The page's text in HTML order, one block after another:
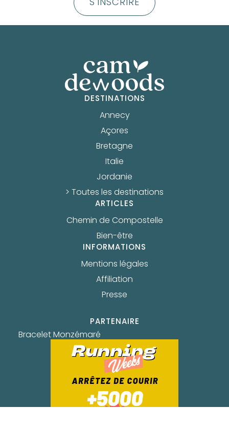
DESTINATIONS
Annecy
Açores
Bretagne
Italie
Jordanie
> Toutes les destinations
ARTICLES
Chemin de Compostelle
Bien-être
INFORMATIONS
Mentions légales
Affiliation
Presse
PARTENAIRE
Bracelet Monzémaré